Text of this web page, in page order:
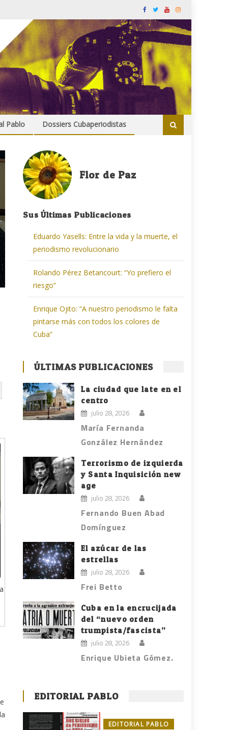
Pablo Dossiers Cubaperiodistas
Flor de Paz
Sus Últimas Publicaciones
Eduardo Yasells: Entre la vida y la muerte, el
periodismo revolucionario
Rolando Pérez Betancourt: “Yo prefiero el
riesgo”
Enrique Ojito: “A nuestro periodismo le falta
pintarse más con todos los colores de
Cuba”
ÚLTIMAS PUBLICACIONES
La ciudad que late en el
centro
julio 28, 2026
María Fernanda
González Hernández
Terrorismo de izquierda
y Santa Inquisición new
age
julio 28, 2026
Fernando Buen Abad
Domínguez
El azúcar de las
estrellas
julio 28, 2026
Frei Betto
Cuba en la encrucijada
del “nuevo orden
trumpista/fascista”
julio 28, 2026
Enrique Ubieta Gómez.
EDITORIAL PABLO
EDITORIAL PABLO